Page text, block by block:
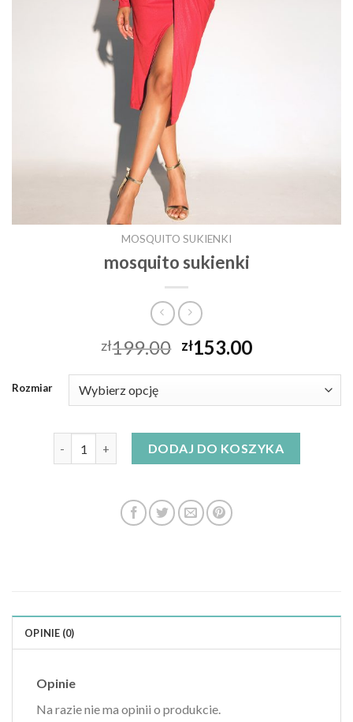
MOSQUITO SUKIENKI
mosquito sukienki
zł199.00 zł153.00
Rozmiar
DODAJ DO KOSZYKA
OPINIE (0)
Opinie
Na razie nie ma opinii o produkcie.